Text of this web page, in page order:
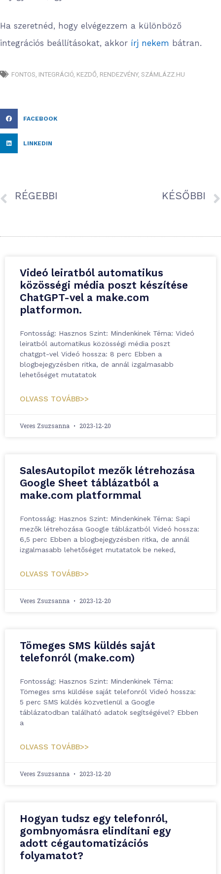
Ha szeretnéd, hogy elvégezzem a különböző
integrációs beállításokat, akkor írj nekem bátran.
FONTOS INTEGRÁCIÓ KEZDŐ RENDEZVÉNY, SZÁMLÁZZ.HU
FACEBOOK
LINKEDIN
RÉGEBBI KÉSŐBBI
Videó leiratból automatikus
közösségi média poszt készítése
ChatGPT-vel a make.com
platformon.
Fontosság: Hasznos Szint: Mindenkinek Téma: Videó
leiratból automatikus közösségi média poszt
chatgpt-vel Videó hossza: 8 perc Ebben a
blogbejegyzésben ritka, de annál izgalmasabb
lehetőséget mutatatok
OLVASS TOVÁBB>>
Veres Zsuzsanna 2023-12-20
SalesAutopilot mezők létrehozása
Google Sheet táblázatból a
make.com platformmal
Fontosság: Hasznos Szint: Mindenkinek Téma: Sapi
mezők létrehozása Google táblázatból Videó hossza:
6,5 perc Ebben a blogbejegyzésben ritka, de annál
izgalmasabb lehetőséget mutatatok be neked,
OLVASS TOVÁBB>>
Veres Zsuzsanna 2023-12-20
Tömeges SMS küldés saját
telefonról (make.com)
Fontosság: Hasznos Szint: Mindenkinek Téma:
Tömeges sms küldése saját telefonról Videó hossza:
5 perc SMS küldés közvetlenül a Google
táblázatodban található adatok segítségével? Ebben
a
OLVASS TOVÁBB>>
Veres Zsuzsanna 2023-12-20
Hogyan tudsz egy telefonról,
gombnyomásra elindítani egy
adott cégautomatizációs
folyamatot?